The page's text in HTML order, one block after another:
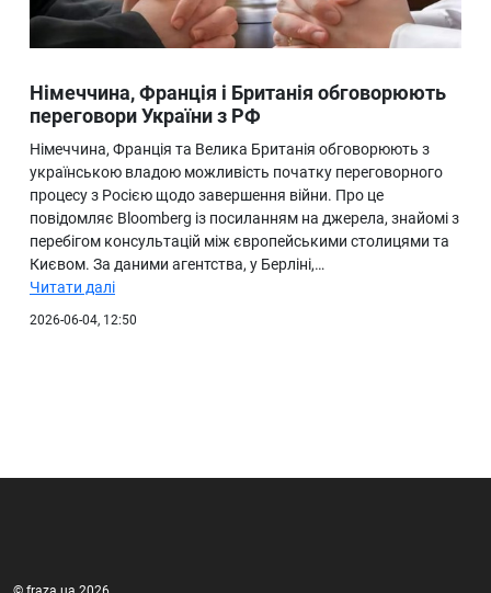
Німеччина, Франція і Британія обговорюють
переговори України з РФ
Німеччина, Франція та Велика Британія обговорюють з
українською владою можливість початку переговорного
процесу з Росією щодо завершення війни. Про це
повідомляє Bloomberg із посиланням на джерела, знайомі з
перебігом консультацій між європейськими столицями та
Києвом. За даними агентства, у Берліні,…
Читати далі
2026-06-04, 12:50